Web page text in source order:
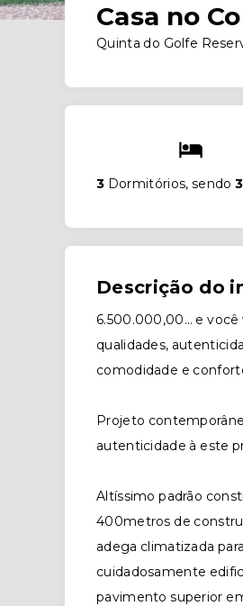
Casa no
Quinta do Golfe
3 Dormitórios, sendo3
Descrição do
6.500.000,00… e você
qualidades,
comodidade e
Projeto
autenticidade à este
Altíssimo padrão
400metros de
adega climatizada
cuidadosamente
pavimento superior